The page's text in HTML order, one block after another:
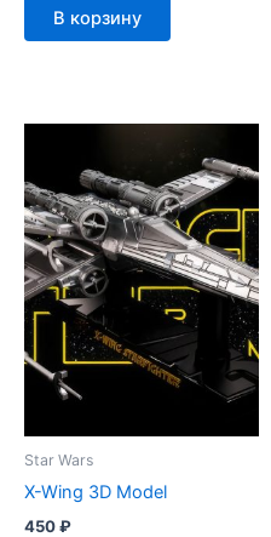
В корзину
Star Wars
X-Wing 3D Model
450₽